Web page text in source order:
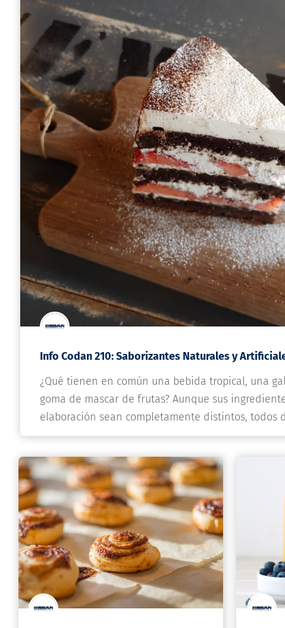
¿Qué tienen en común una bebida tropical, una
goma de mascar de frutas? Aunque sus
elaboración sean completamente distintos, todos